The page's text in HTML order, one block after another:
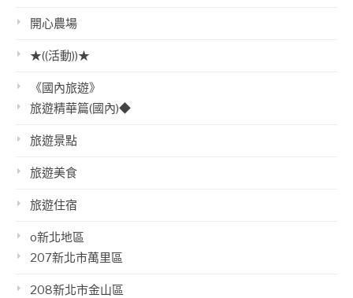
開心農場
★((活動))★
《國內旅遊》
旅遊精華篇(國內)◆
旅遊景點
旅遊美食
旅遊住宿
o新北地區
207新北市萬里區
208新北市金山區